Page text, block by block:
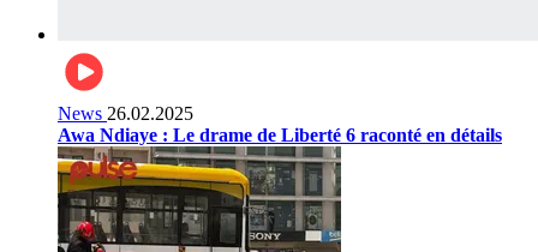
News 26.02.2025
Awa Ndiaye : Le drame de Liberté 6 raconté en détails